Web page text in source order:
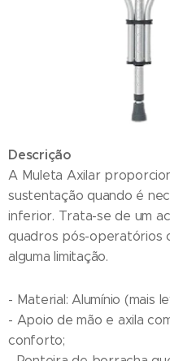
Descrição
A Muleta Axilar
sustentação quando é
inferior. Trata-se de um
quadros pós-operatórios
alguma limitação.
- Material: Alumínio (mais
- Apoio de mão e axila
conforto;